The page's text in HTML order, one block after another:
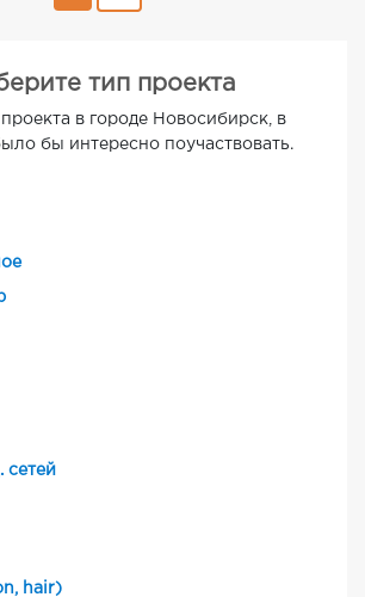
тип проекта
в городе Новосибирск, в
бы интересно поучаствовать.
сетей
hair)